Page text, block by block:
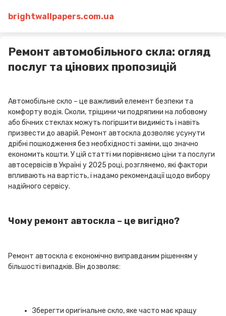
brightwallpapers.com.ua
Ремонт автомобільного скла: огляд
послуг та цінових пропозицій
Автомобільне скло – це важливий елемент безпеки та
комфорту водія. Сколи, тріщини чи подряпини на лобовому
або бічних стеклах можуть погіршити видимість і навіть
призвести до аварій. Ремонт автоскла дозволяє усунути
дрібні пошкодження без необхідності заміни, що значно
економить кошти. У цій статті ми порівняємо ціни та послуги
автосервісів в Україні у 2025 році, розглянемо, які фактори
впливають на вартість, і надамо рекомендації щодо вибору
надійного сервісу.
Чому ремонт автоскла – це вигідно?
Ремонт автоскла є економічно виправданим рішенням у
більшості випадків. Він дозволяє:
Зберегти оригінальне скло, яке часто має кращу